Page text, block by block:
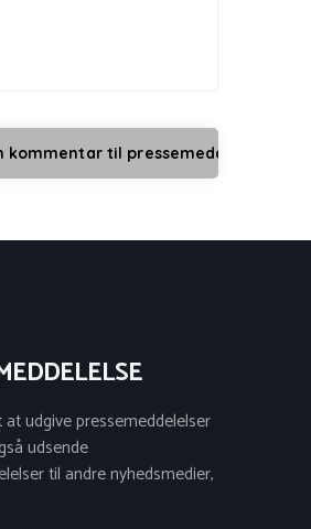
udgive pressemeddelelser
udsende
til andre nyhedsmedier,